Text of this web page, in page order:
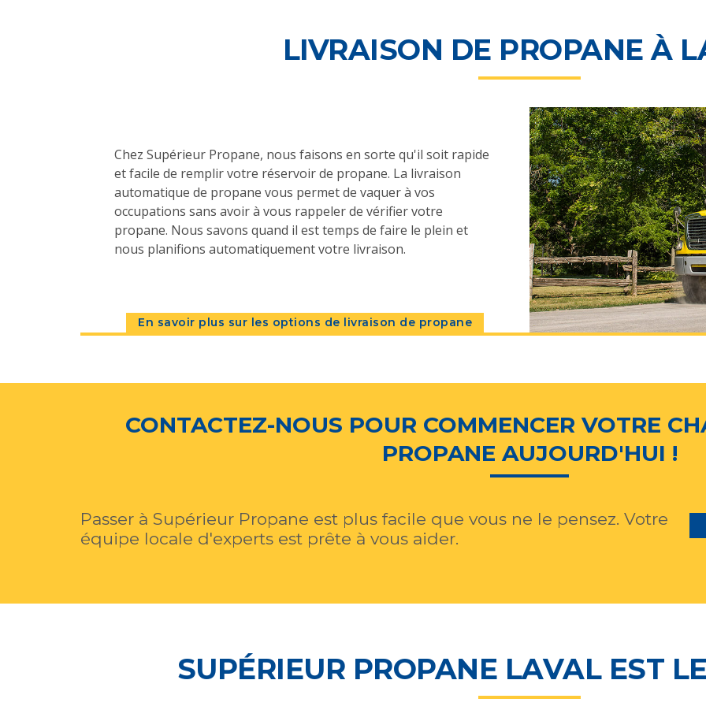
LIVRAISON DE PROPANE À
Chez Supérieur Propane, nous faisons en sorte qu'il soit rapide
et facile de remplir votre réservoir de propane. La livraison
automatique de propane vous permet de vaquer à vos
occupations sans avoir à vous rappeler de vérifier votre
propane. Nous savons quand il est temps de faire le plein et
nous planifions automatiquement votre livraison.
En savoir plus sur les options de livraison de propane
CONTACTEZ-NOUS POUR COMMENCER VOTRE
PROPANE AUJOURD'HUI !
Passer à Supérieur Propane est plus facile que vous ne le pensez. Votre
équipe locale d'experts est prête à vous aider.
SUPÉRIEUR PROPANE LAVAL EST